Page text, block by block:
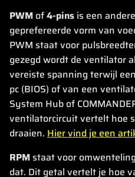
PWM of4-pins is een
geprefereerde vorm van
PWM staat voor
gezegd wordt de ventilator
vereiste spanning terwijl
pc (BIOS) of van een
System Hub of
ventilatorcircuit vertelt hoe
draaien. Hier vind je een
RPMstaat voor
dat. Dit getal vertelt je hoe